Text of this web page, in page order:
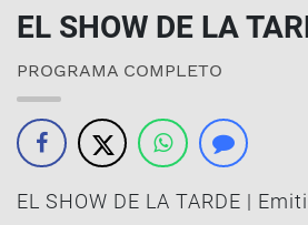
EL SHOW DE LA
PROGRAMA COMPLETO
EL SHOW DE LA TARDE |